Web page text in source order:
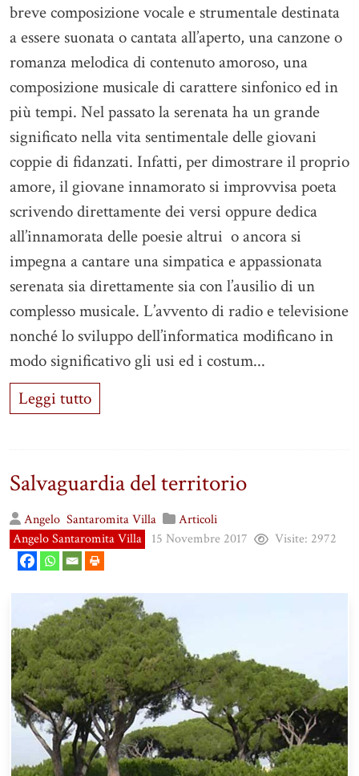
breve composizione vocale e strumentale destinata
a essere suonata o cantata all’aperto, una canzone o
romanza melodica di contenuto amoroso, una
composizione musicale di carattere sinfonico ed in
più tempi. Nel passato la serenata ha un grande
significato nella vita sentimentale delle giovani
coppie di fidanzati. Infatti, per dimostrare il proprio
amore, il giovane innamorato si improvvisa poeta
scrivendo direttamente dei versi oppure dedica
all’innamorata delle poesie altrui o ancora si
impegna a cantare una simpatica e appassionata
serenata sia direttamente sia con l’ausilio di un
complesso musicale. L’avvento di radio e televisione
nonché lo sviluppo dell’informatica modificano in
modo significativo gli usi ed i costum...
Leggi tutto
Salvaguardia del territorio
Angelo Santaromita Villa
Articoli
Angelo Santaromita Villa
15 Novembre 2017 Visite: 2972